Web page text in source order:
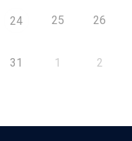
24 25 26
31 1 2